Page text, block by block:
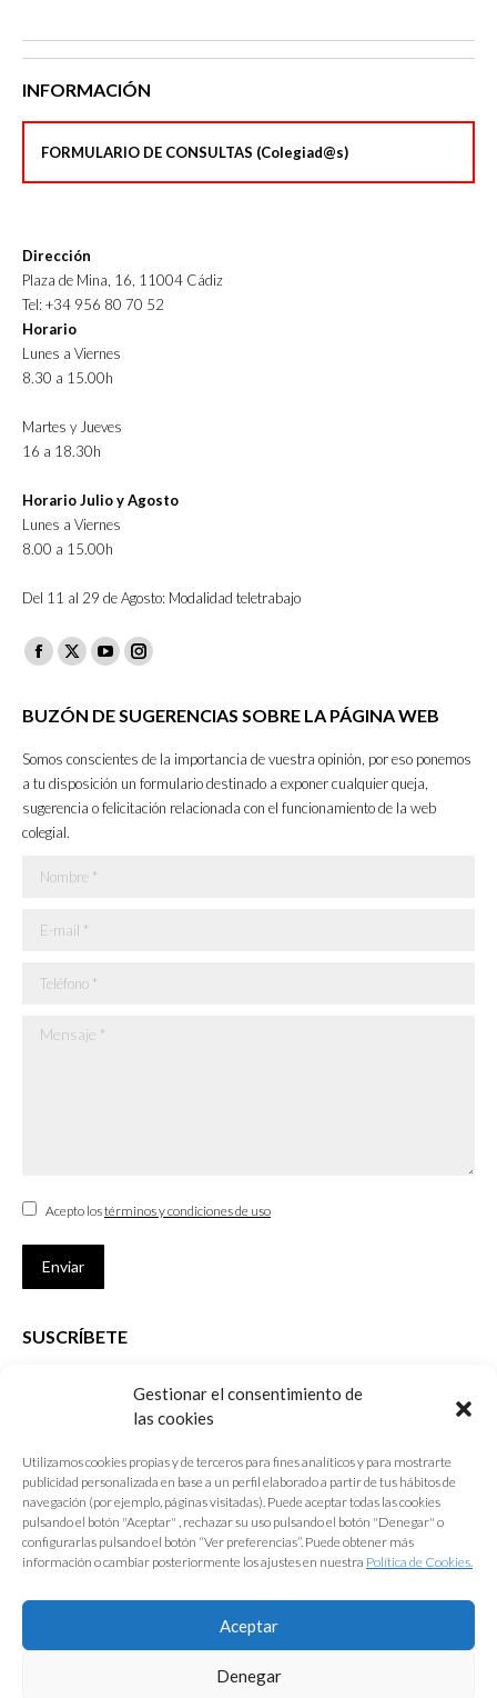
Gestionar el consentimiento de
las cookies
Utilizamos cookies propias y de terceros para fines analíticos y para mostrarte
publicidad personalizada en base a un perfil elaborado a partir de tus hábitos de
navegación (por ejemplo, páginas visitadas). Puede aceptar todas las cookies
pulsando el botón "Aceptar" , rechazar su uso pulsando el botón "Denegar" o
configurarlas pulsando el botón “Ver preferencias”. Puede obtener más
información o cambiar posteriormente los ajustes en nuestra Política de Cookies.
Aceptar
Denegar
INFORMACIÓN
FORMULARIO DE CONSULTAS (Colegiad@s)
Dirección
Plaza de Mina, 16, 11004 Cádiz
Tel: +34 956 80 70 52
Horario
Lunes a Viernes
8.30 a 15.00h
Martes y Jueves
16 a 18.30h
Horario Julio y Agosto
Lunes a Viernes
8.00 a 15.00h
Del 11 al 29 de Agosto: Modalidad teletrabajo
Facebook
opens
new
window
X
opens
new
window
YouTube
opens
new
window
Instagram
opens
in
new
window
BUZÓN DE SUGERENCIAS SOBRE LA PÁGINA WEB
Somos conscientes de la importancia de vuestra opinión, por eso ponemos
a tu disposición un formulario destinado a exponer cualquier queja,
sugerencia o felicitación relacionada con el funcionamiento de la web
colegial.
Nombre *
E-mail *
Teléfono *
Mensaje *
Acepto lostérminos y condiciones de uso
Enviar
SUSCRÍBETE
que desarrolla el Colegio de Arquitectos de Cádiz
E-mail *
Acepto lostérminos y condiciones de uso
Enviar